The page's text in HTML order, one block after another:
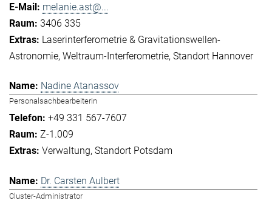
melanie.ast@...
3406 335
Laserinterferometrie & Gravitationswellen-
Astronomie Weltraum-Interferometrie Standort Hannover
Nadine Atanassov
Personalsachbearbeiterin
+49 331 567-7607
Z-1.009
Verwaltung Standort Potsdam
Dr. Carsten Aulbert
Cluster-Administrator